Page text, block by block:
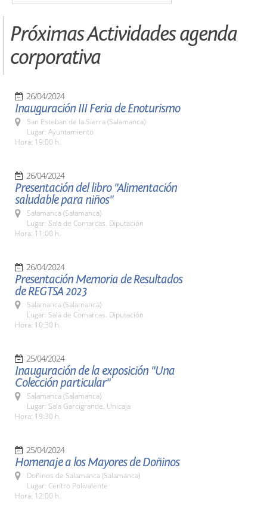
Próximas Actividades agenda
corporativa
26/04/2024
Inauguración III Feria de Enoturismo
San Esteban de la Sierra (Salamanca)
Lugar: Ayuntamiento
Hora: 19:00 h.
26/04/2024
Presentación del libro "Alimentación
saludable para niños"
Salamanca (Salamanca)
Lugar: Sala de Comarcas. Diputación
Hora: 11:00 h.
26/04/2024
Presentación Memoria de Resultados
de REGTSA 2023
Salamanca (Salamanca)
Lugar: Sala de Comarcas. Diputación
Hora: 10:30 h.
25/04/2024
Inauguración de la exposición "Una
Colección particular"
Salamanca (Salamanca)
Lugar: Sala Garcigrande. Unicaja
Hora: 19:30 h.
25/04/2024
Homenaje a los Mayores de Doñinos
Doñinos de Salamanca (Salamanca)
Lugar: Centro Polivalente
Hora: 12:00 h.